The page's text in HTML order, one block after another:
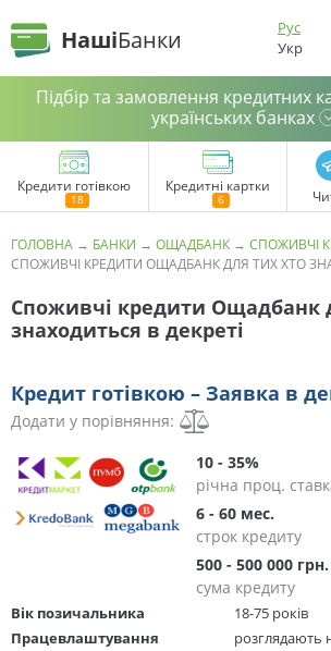
НашіБанки
Рус
Укр
Підбір та замовлення кредитних
українських банках
Кредити готівкою Кредитні картки
ГОЛОВНА → БАНКИ → ОЩАДБАНК → СПОЖИВЧІ
СПОЖИВЧІ КРЕДИТИ ОЩАДБАНК ДЛЯ ТИХ ХТО
Споживчі кредити Ощадбанк
знаходиться в декреті
Кредит готівкою – Заявка в
Додати у порівняння:
10 - 35%
річна проц.
6 - 60 мес.
строк кредиту
500 - 500 000 грн.
сума кредиту
Вік позичальника
18-75 років
Працевлаштування
розглядають